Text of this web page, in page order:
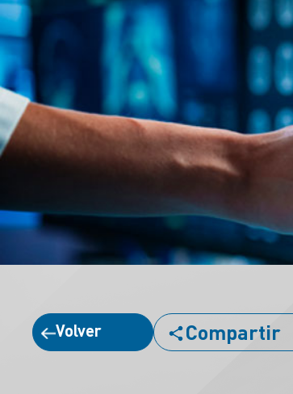
Volver Compartir